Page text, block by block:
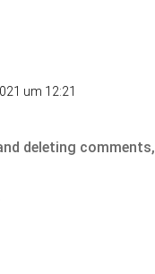
um 12:21
deleting